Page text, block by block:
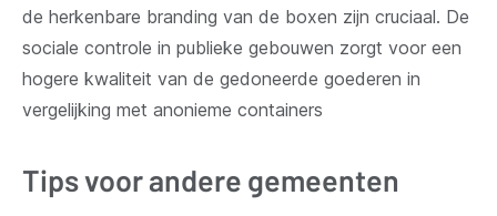
de herkenbare branding van de boxen zijn cruciaal. De
sociale controle in publieke gebouwen zorgt voor een
hogere kwaliteit van de gedoneerde goederen in
vergelijking met anonieme containers
Tips voor andere gemeenten